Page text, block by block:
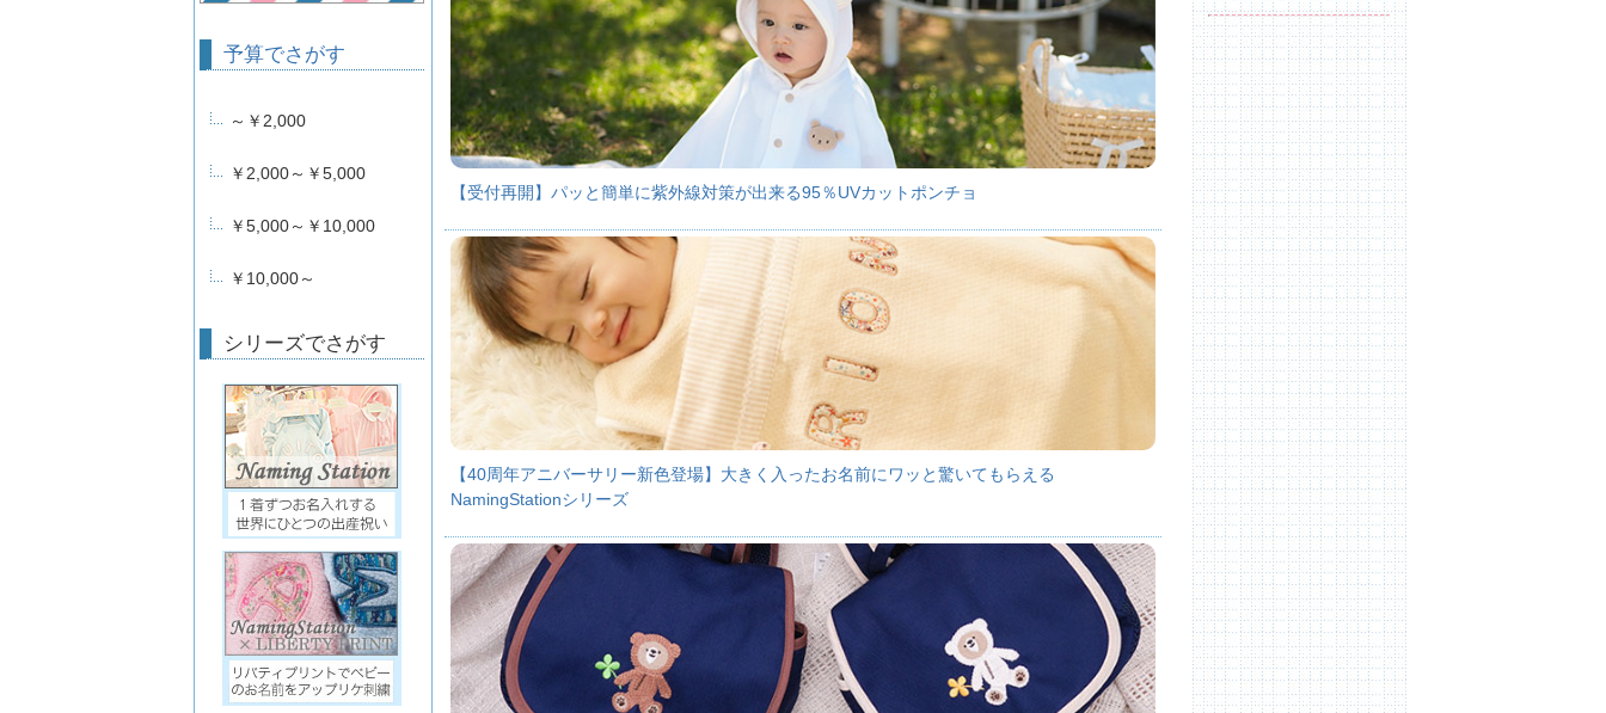
予算でさがす
～￥2,000
￥2,000～￥5,000
￥5,000～￥10,000
￥10,000～
シリーズでさがす
【受付再開】パッと簡単に紫外線対策が出来る95％UVカットポンチョ
【40周年アニバーサリー新色登場】大きく入ったお名前にワッと驚いてもらえる
NamingStationシリーズ